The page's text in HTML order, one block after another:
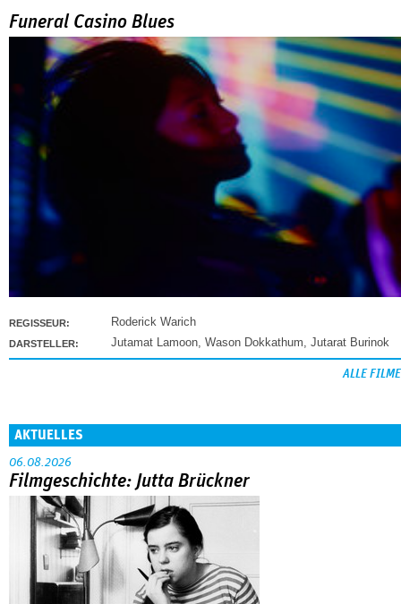
Funeral Casino Blues
REGISSEUR: Roderick Warich
DARSTELLER: Jutamat Lamoon, Wason Dokkathum, Jutarat Burinok
ALLE FILME
AKTUELLES
06.08.2026
Filmgeschichte: Jutta Brückner